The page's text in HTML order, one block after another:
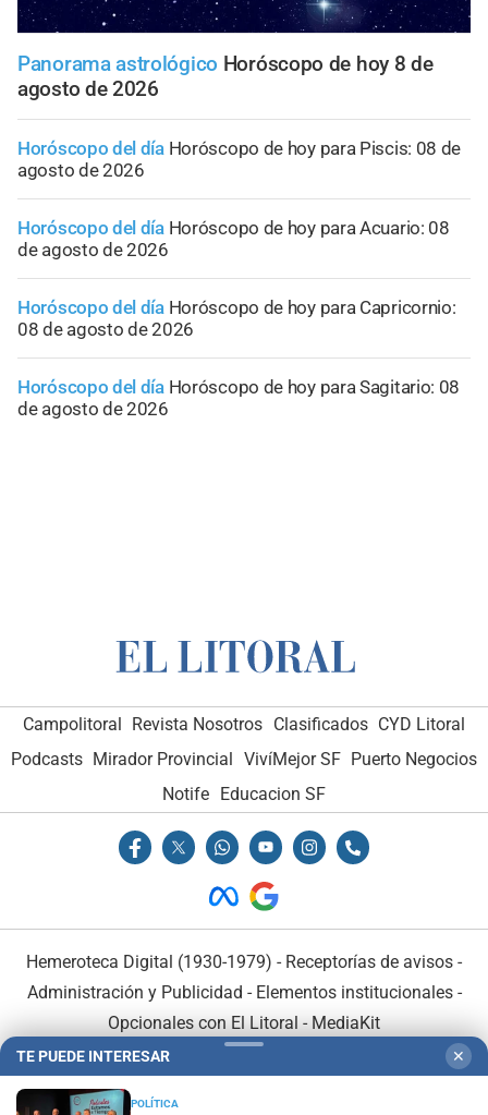
Panorama astrológico Horóscopo de hoy 8 de
agosto de 2026
Horóscopo del día Horóscopo de hoy para Piscis: 08 de
agosto de 2026
Horóscopo del día Horóscopo de hoy para Acuario: 08
de agosto de 2026
Horóscopo del día Horóscopo de hoy para Capricornio:
08 de agosto de 2026
Horóscopo del día Horóscopo de hoy para Sagitario: 08
de agosto de 2026
Campolitoral Revista Nosotros Clasificados CYD Litoral
Podcasts Mirador Provincial VivíMejor SF Puerto Negocios
Notife
Educacion SF
Hemeroteca Digital (1930-1979) - Receptorías de avisos -
Administración y Publicidad - Elementos institucionales-
Opcionales con El Litoral - MediaKit
TE PUEDE INTERESAR ✕
POLÍTICA